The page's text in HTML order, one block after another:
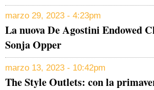
marzo 29, 2023 - 4:23pm
La nuova De Agostini Endowed
Sonja Opper
marzo 13, 2023 - 10:42pm
The Style Outlets: con la